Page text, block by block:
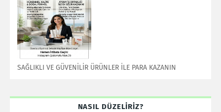
SAĞLIKLI VE GÜVENİLİR ÜRÜNLER İLE PARA KAZANIN
NASIL DÜZELİRİZ?